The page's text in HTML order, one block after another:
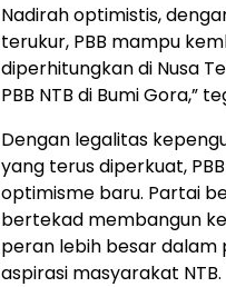
Nadirah optimistis,
terukur, PBB mampu
diperhitungkan di Nusa
PBB NTB di Bumi Gora,”
Dengan legalitas
yang terus diperkuat,
optimisme baru. Partai
bertekad membangun
peran lebih besar
aspirasi masyarakat NTB.